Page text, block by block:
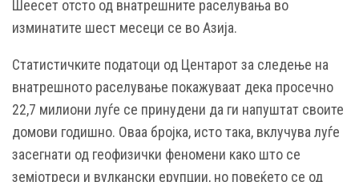
Шеесет отсто од внатрешните раселувања во
изминатите шест месеци се во Азија.
Статистичките податоци од Центарот за следење на
внатрешното раселување покажуваат дека просечно
22,7 милиони луѓе се принудени да ги напуштат своите
домови годишно. Оваа бројка, исто така, вклучува луѓе
засегнати од геофизички феномени како што се
земјотреси и вулкански ерупции, но повеќето се од